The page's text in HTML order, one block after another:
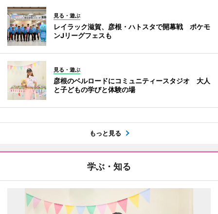
見る・遊ぶ
レイラック滋賀、彦根・ハトスタで開幕戦 ポケモ
ンJリーグフェスも
見る・遊ぶ
彦根のベルロードにコミュニティースタジオ 大人
と子どもの学びと体験の場
もっと見る
学ぶ・知る